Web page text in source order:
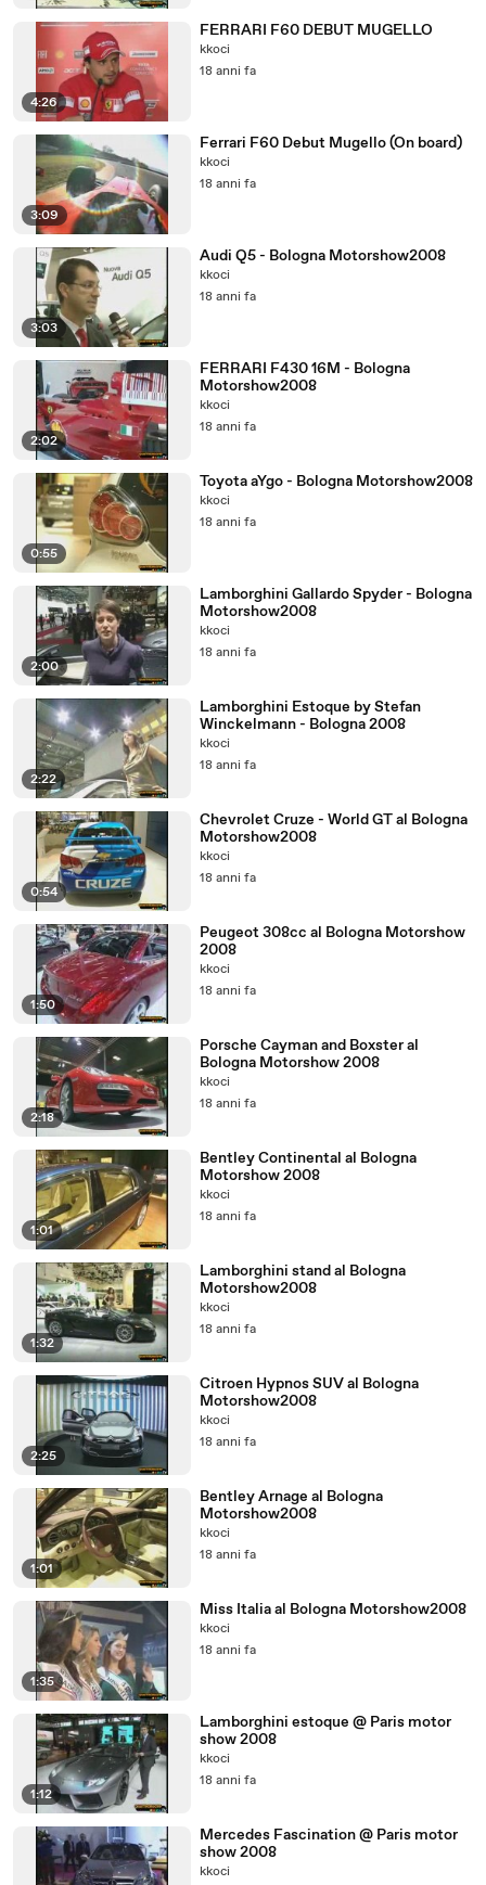
4:26
FERRARI F60 DEBUT MUGELLO
kkoci
18 anni fa
3:09
Ferrari F60 Debut Mugello (On board)
kkoci
18 anni fa
3:03
Audi Q5 - Bologna Motorshow2008
kkoci
18 anni fa
2:02
FERRARI F430 16M - Bologna
Motorshow2008
kkoci
18 anni fa
0:55
Toyota aYgo - Bologna Motorshow2008
kkoci
18 anni fa
2:00
Lamborghini Gallardo Spyder - Bologna
Motorshow2008
kkoci
18 anni fa
2:22
Lamborghini Estoque by Stefan
Winckelmann - Bologna 2008
kkoci
18 anni fa
0:54
Chevrolet Cruze - World GT al Bologna
Motorshow2008
kkoci
18 anni fa
1:50
Peugeot 308cc al Bologna Motorshow
2008
kkoci
18 anni fa
2:18
Porsche Cayman and Boxster al
Bologna Motorshow 2008
kkoci
18 anni fa
1:01
Bentley Continental al Bologna
Motorshow 2008
kkoci
18 anni fa
1:32
Lamborghini stand al Bologna
Motorshow2008
kkoci
18 anni fa
2:25
Citroen Hypnos SUV al Bologna
Motorshow2008
kkoci
18 anni fa
1:01
Bentley Arnage al Bologna
Motorshow2008
kkoci
18 anni fa
1:35
Miss Italia al Bologna Motorshow2008
kkoci
18 anni fa
1:12
Lamborghini estoque @ Paris motor
show 2008
kkoci
18 anni fa
Mercedes Fascination @ Paris motor
show 2008
kkoci